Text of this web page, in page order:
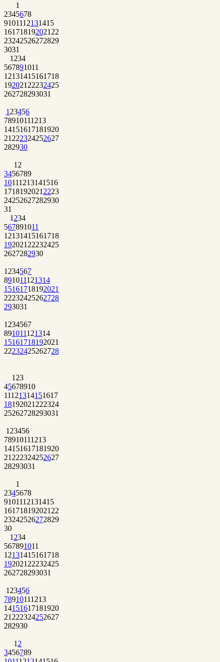
1
2345678
9101112131415
161718192021 22
23242526272829
3031
1 234
567891011
12131415161718
192021 22232425
262728293031
1 23456
78910111213
14151617181920
21 222324252627
282930
1 2
3456789
10111213141516
1718192021 2223
24252627282930
31
1 234
567891011
12131415161718
192021 22232425
2627282930
1 234567
891011121314
15161718192021
22232425262728
293031
1 234567
891011121314
15161718192021
22232425262728
1 23
45678910
11121314151617
18192021 222324
25262728293031
1 23456
78910111213
14151617181920
21 222324252627
28293031
1
2345678
9101112131415
161718192021 22
23242526272829
30
1 234
567891011
12131415161718
192021 22232425
262728293031
1 23456
78910111213
14151617181920
21 222324252627
282930
1 2
3456789